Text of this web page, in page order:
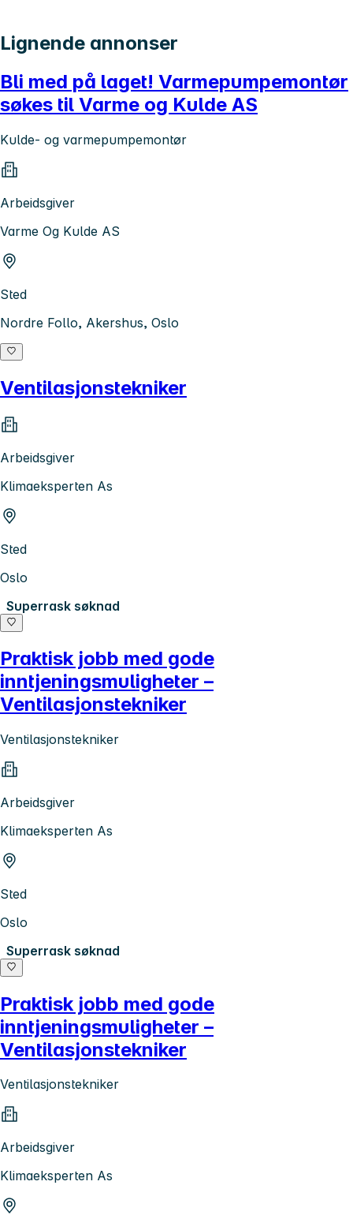
Lignende annonser
Bli med på laget! Varmepumpemontør
søkes til Varme og Kulde AS
Kulde- og varmepumpemontør
Arbeidsgiver
Varme Og Kulde AS
Sted
Nordre Follo, Akershus, Oslo
Ventilasjonstekniker
Arbeidsgiver
Klimaeksperten As
Sted
Oslo
Superrask søknad
Praktisk jobb med gode
inntjeningsmuligheter –
Ventilasjonstekniker
Ventilasjonstekniker
Arbeidsgiver
Klimaeksperten As
Sted
Oslo
Superrask søknad
Praktisk jobb med gode
inntjeningsmuligheter –
Ventilasjonstekniker
Ventilasjonstekniker
Arbeidsgiver
Klimaeksperten As